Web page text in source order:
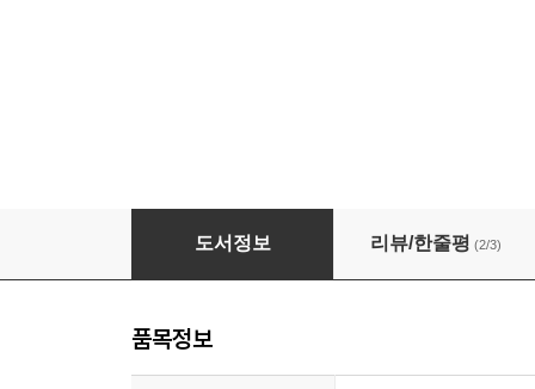
단단한 심층강화학습
도서정보 리뷰/한줄평 (2/3)
품목정보